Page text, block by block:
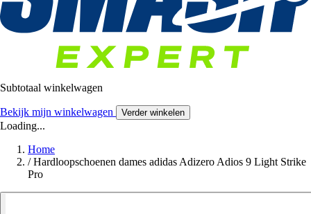
Subtotaal winkelwagen
Bekijk mijn winkelwagen Verder winkelen
Loading...
Home
/ Hardloopschoenen dames adidas Adizero Adios 9 Light Strike
Pro